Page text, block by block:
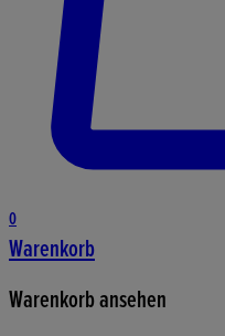
0
Warenkorb
Warenkorb ansehen